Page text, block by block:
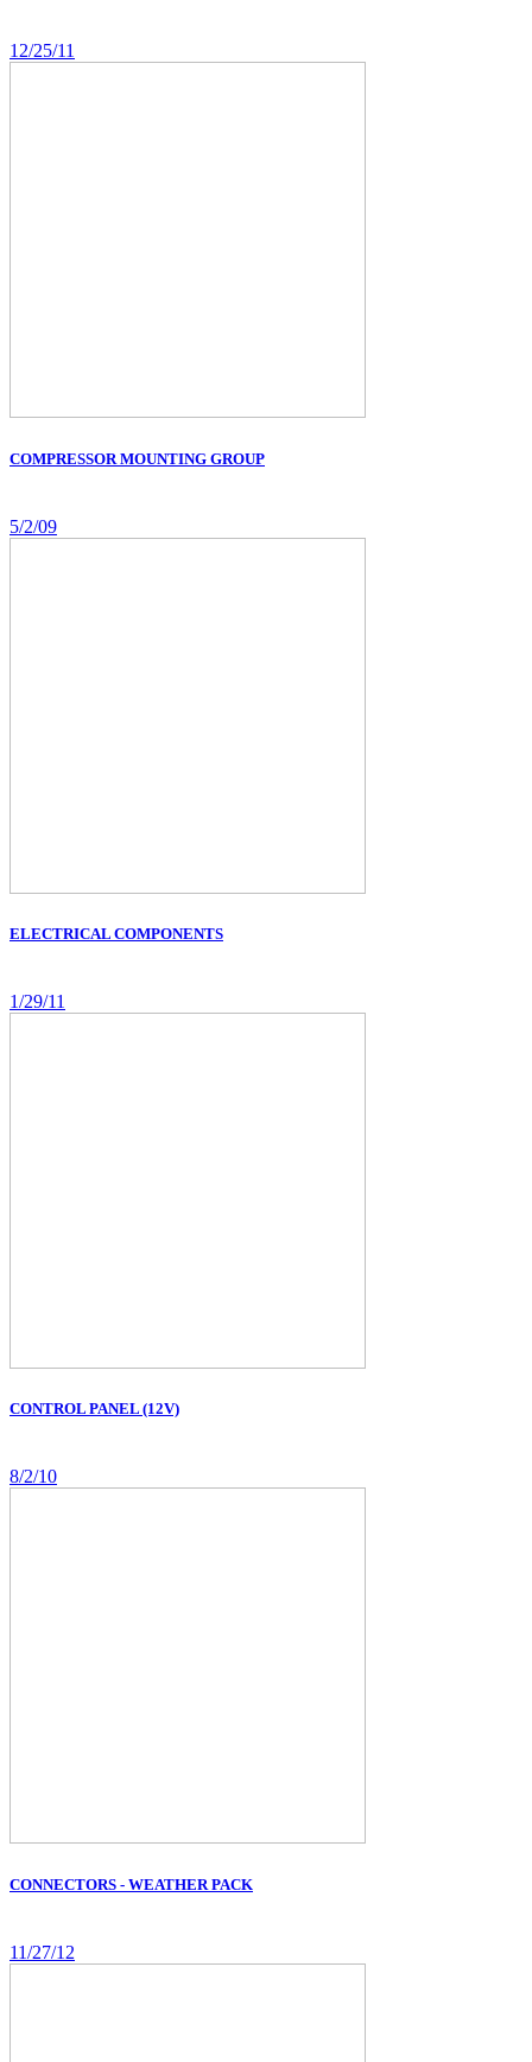
12/25/11
COMPRESSOR MOUNTING GROUP
5/2/09
ELECTRICAL COMPONENTS
1/29/11
CONTROL PANEL (12V)
8/2/10
CONNECTORS - WEATHER PACK
11/27/12